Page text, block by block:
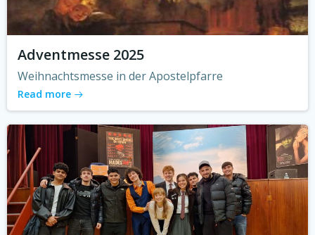
Adventmesse 2025
Weihnachtsmesse in der Apostelpfarre
Read more